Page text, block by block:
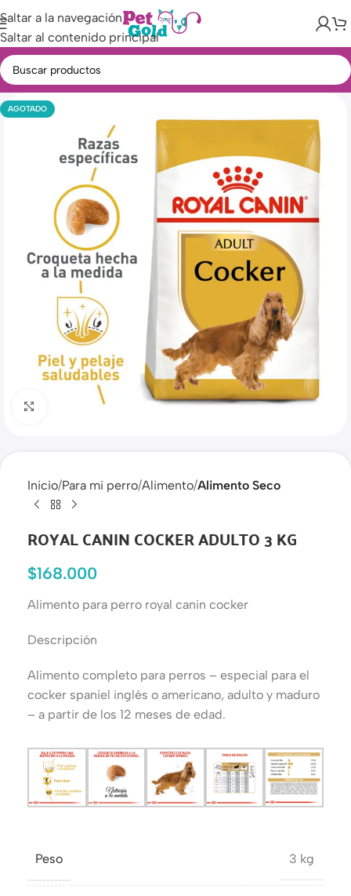
Saltar a la navegación
Saltar al contenido principal
AGOTADO
Haga clic para ampliar
Inicio Para mi perro Alimento Alimento Seco
ROYAL CANIN COCKER ADULTO 3 KG
$168.000
Alimento para perro royal canin cocker
Descripción
Alimento completo para perros – especial para el
cocker spaniel inglés o americano, adulto y maduro
– a partir de los 12 meses de edad.
Peso 3 kg